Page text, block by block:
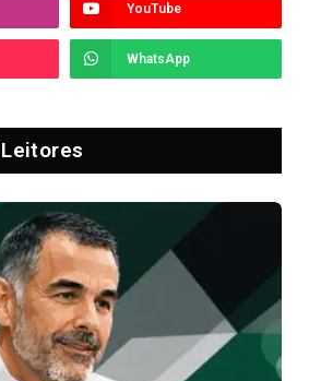
YouTube
WhatsApp